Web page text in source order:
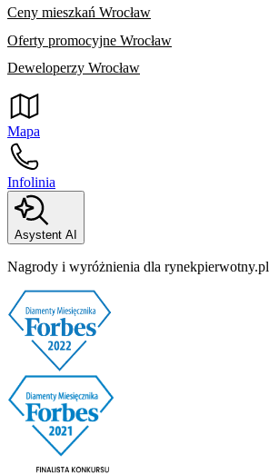
Ceny mieszkań Wrocław
Oferty promocyjne Wrocław
Deweloperzy Wrocław
Mapa
Infolinia
Asystent AI
Nagrody i wyróżnienia dla rynekpierwotny.pl